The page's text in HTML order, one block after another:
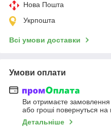
Нова Пошта
Укрпошта
Всі умови доставки
Умови оплати
Ви отримаєте замовлення
або гроші повернуться на
Детальніше